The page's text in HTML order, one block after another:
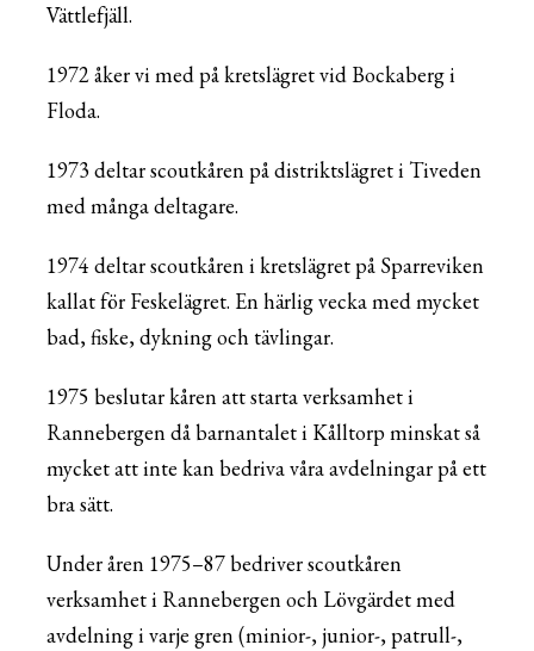
Vättlefjäll.
1972 åker vi med på kretslägret vid Bockaberg i
Floda.
1973 deltar scoutkåren på distriktslägret i Tiveden
med många deltagare.
1974 deltar scoutkåren i kretslägret på Sparreviken
kallat för Feskelägret. En härlig vecka med mycket
bad, fiske, dykning och tävlingar.
1975 beslutar kåren att starta verksamhet i
Rannebergen då barnantalet i Kålltorp minskat så
mycket att inte kan bedriva våra avdelningar på ett
bra sätt.
Under åren 1975–87 bedriver scoutkåren
verksamhet i Rannebergen och Lövgärdet med
avdelning i varje gren (minior-, junior-, patrull-,